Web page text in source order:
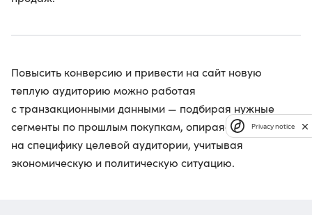
Повысить конверсию и привести на сайт новую
теплую аудиторию можно работая
с транзакционными данными — подбирая нужные
сегменты по прошлым покупкам, опираясь
на специфику целевой аудитории, учитывая
экономическую и политическую ситуацию.
Privacy notice